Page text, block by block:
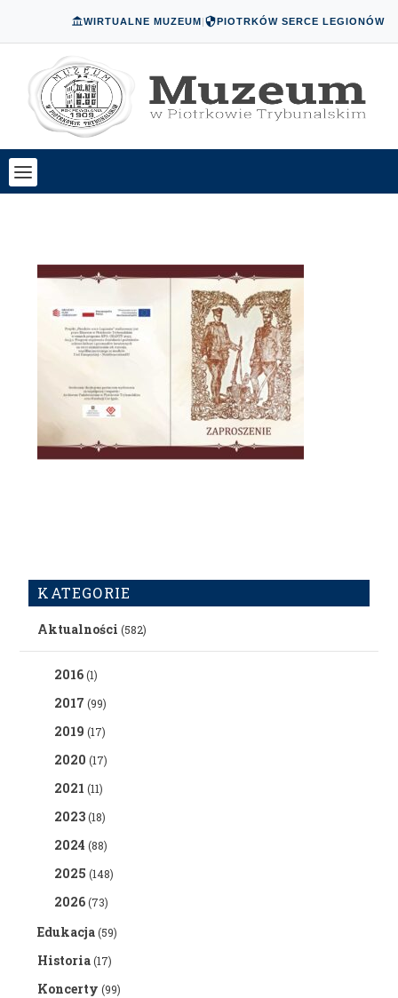
WIRTUALNE MUZEUM| PIOTRKÓW SERCE LEGIONÓW
KATEGORIE
Aktualności (582)
2016(1)
2017 (99)
2019 (17)
2020 (17)
2021 (11)
2023(18)
2024 (88)
2025 (148)
2026(73)
Edukacja(59)
Historia(17)
Koncerty (99)